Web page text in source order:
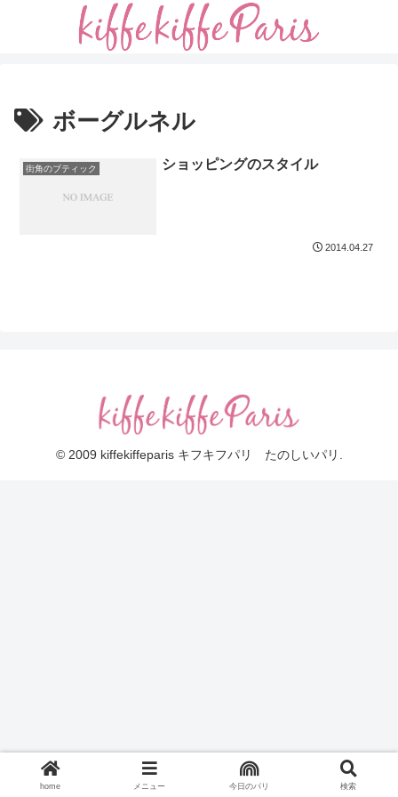
ボーグルネル
街角のブティック ショッピングのスタイル
2014.04.27
© 2009 kiffekiffeparis キフキフパリ たのしいパリ.
home メニュー 今日のパリ 検索